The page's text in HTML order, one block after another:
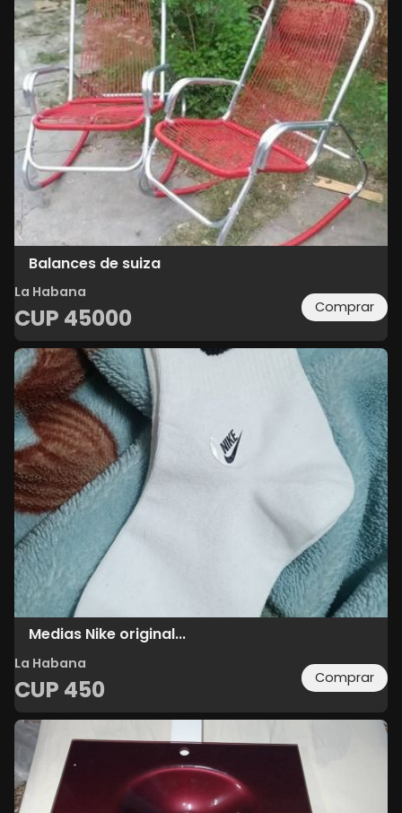
Balances de suiza
La Habana
CUP 45000 Comprar
Medias Nike original...
La Habana
CUP 450 Comprar